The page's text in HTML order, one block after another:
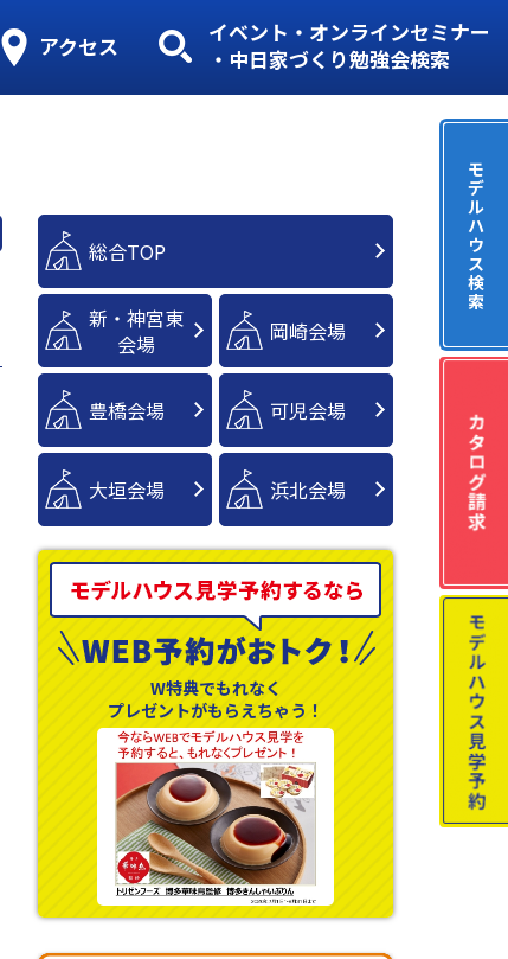
アクセス
イベント・オンラインセミナー
・中日家づくり勉強会検索
総合TOP
新・神宮東
会場
岡崎会場
豊橋会場 可児会場
大垣会場 浜北会場
W特典でもれなく
プレゼントがもらえちゃう！
モ
デ
ル
ハ
ウ
ス
検
索